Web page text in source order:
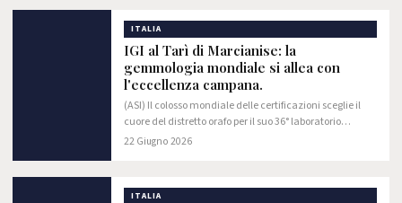
ITALIA
IGI al Tarì di Marcianise: la
gemmologia mondiale si allea con
l'eccellenza campana.
(ASI) Il colosso mondiale delle certificazioni sceglie il
cuore del distretto orafo per il suo 36° laboratorio
globale.
22 Giugno 2026
ITALIA